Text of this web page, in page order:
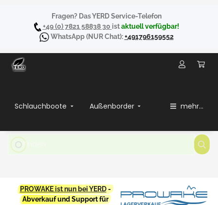
Fragen? Das YERD Service-Telefon
+49 (0) 7821 58838 30 istaktuell verfügbar!
WhatsApp(NUR Chat):+491796159552
Schlauchboote Außenborder mehr...
PROWAKE ist nun bei YERD-
Abverkauf und Support für